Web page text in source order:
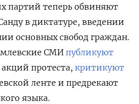
партий теперь обвиняют
в диктатуре, введении
основных свобод граждан.
СМИ публикуют
протеста, критикуют
ленте и предрекают
языка.